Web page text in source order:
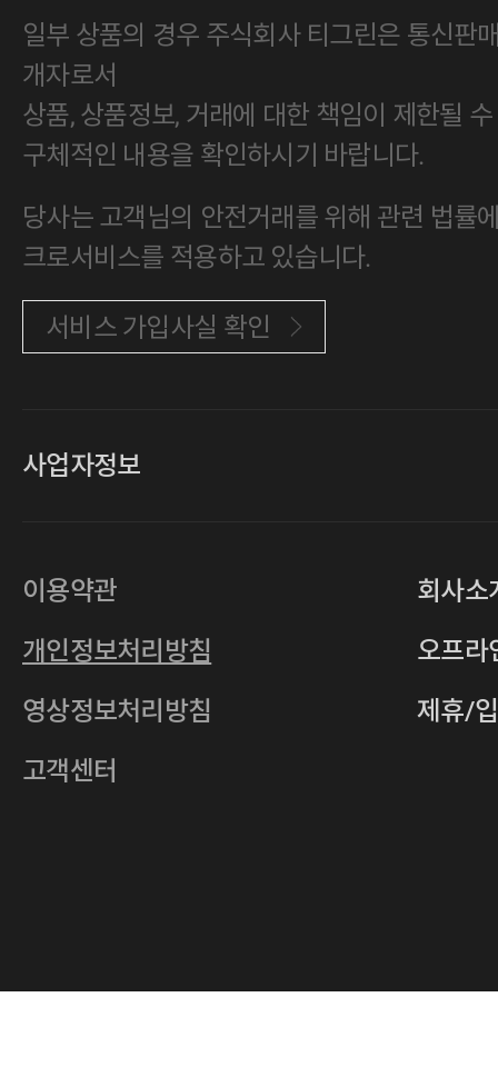
일부 상품의 경우 주식회사 티그린은 통신판
개자로서
상품, 상품정보, 거래에 대한 책임이 제한될
구체적인 내용을 확인하시기 바랍니다.
당사는 고객님의 안전거래를 위해 관련 법률
크로서비스를 적용하고 있습니다.
서비스 가입사실 확인
사업자정보
사업자등록번호
통신판매업
2011-서울중구-0149
주소 서울특별시 중구 다산로14길 12 (신당
호스팅사업자
이용약관
개인정보처리방침
영상정보처리방침
고객센터
회사소
오프라
제휴/